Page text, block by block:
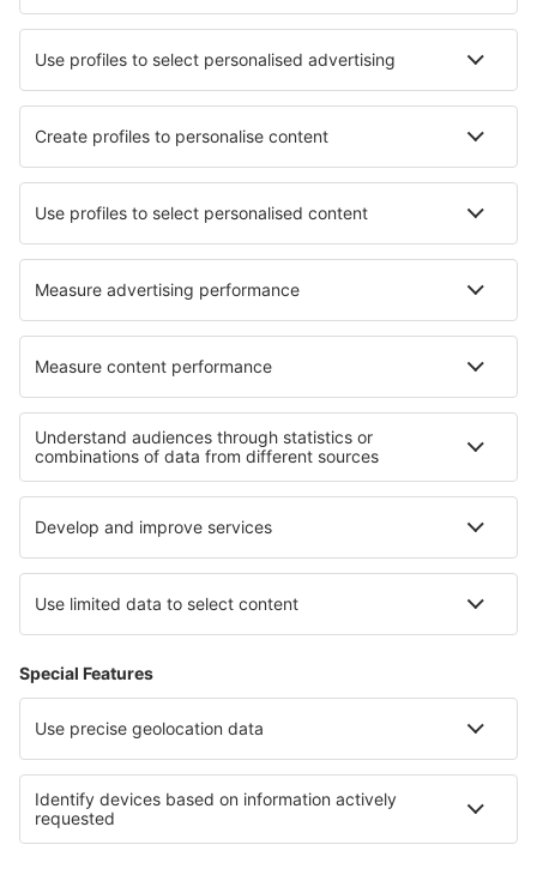
Nejlepší ubytování - města
Ubytování Corry Ubytování in Dindigul
Ubytování in Daverdisse Ubytování in Lévignacq
Ubytování Sipan Ubytování in Manderen
Ubytování in San Pedro De Ribas Ubytování in Rohrberg
Nejlepší ubytování - regiony
Ubytování v Boa Vista Ubytování v Sal
Ubytování in Santiago Ubytování in Argeș County
Ubytování v Bulharsku Ubytování v Belize
Ubytování v East Grand Bahama Ubytování v Paraguayi